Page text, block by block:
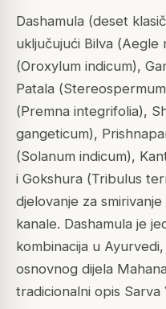
Dashamula (deset
uključujući Bilva (Aegle
(Oroxylum indicum),
Patala (
(Premna integrifolia),
gangeticum),
(Solanum indicum),
i Gokshura (Tribulus
djelovanje za
kanale. Dashamula je
kombinacija u
osnovnog dijela
tradicionalni opis Sarva